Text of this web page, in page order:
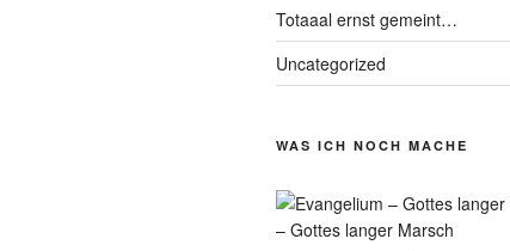
Totaaal ernst gemeint…
Uncategorized
WAS ICH NOCH MACHE
– Gottes langer Marsch